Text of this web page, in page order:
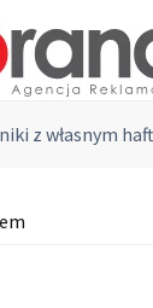
z własnym